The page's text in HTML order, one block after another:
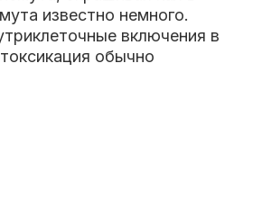
известно немного.
включения в
обычно